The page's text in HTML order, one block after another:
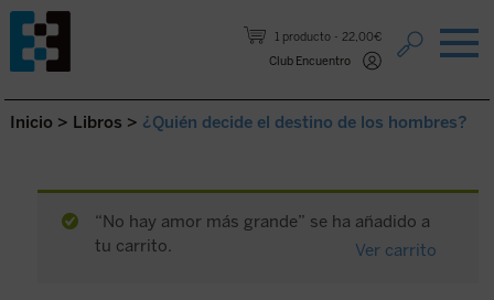
1 producto
22,00€
Club Encuentro
Saltar al contenido.
Inicio > Libros > ¿Quién decide el destino de los hombres?
“No hay amor más grande” se ha añadido a
tu carrito.
Ver carrito